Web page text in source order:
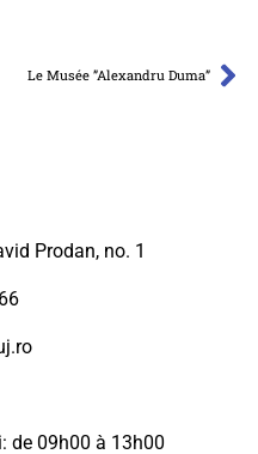
Le Musée ”Alexandru Duma”
Prodan, no. 1
de 09h00 à 13h00